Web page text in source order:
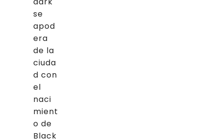
se
apod
era
de la
ciuda
d con
el
naci
mient
o de
Black